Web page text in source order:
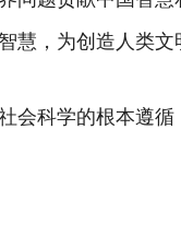
慧，为创造人类
会科学的根本遵循